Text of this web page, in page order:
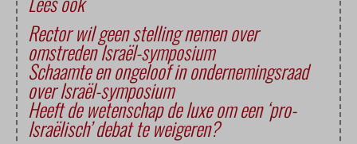
Rector wil geen stelling nemen over
omstreden Israël-symposium
Schaamte en ongeloof in ondernemingsraad
over Israël-symposium
Heeft de wetenschap de luxe om een ‘pro-
Israëlisch’ debat te weigeren?